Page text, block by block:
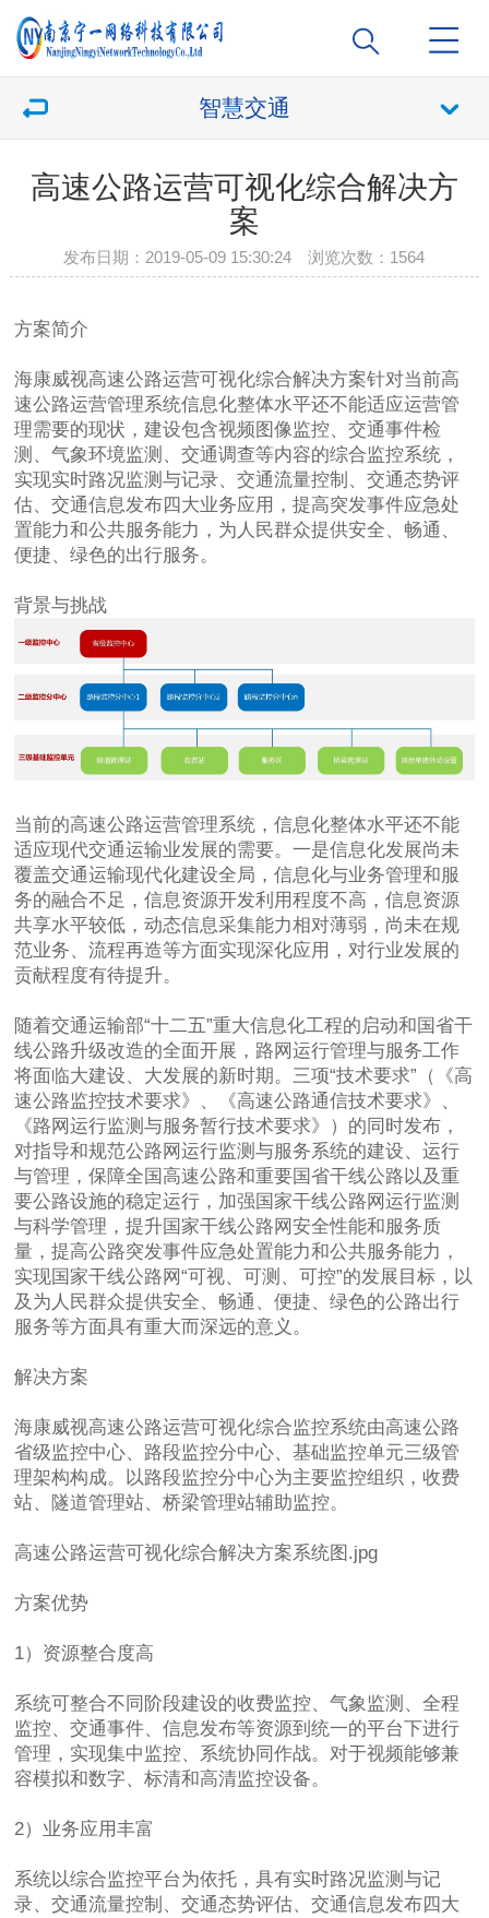
智慧交通
高速公路运营可视化综合解决方
案
发布日期：2019-05-09 15:30:24 浏览次数： 1564
方案简介
海康威视高速公路运营可视化综合解决方案针对当前高
速公路运营管理系统信息化整体水平还不能适应运营管
理需要的现状，建设包含视频图像监控、交通事件检
测、气象环境监测、交通调查等内容的综合监控系统，
实现实时路况监测与记录、交通流量控制、交通态势评
估、交通信息发布四大业务应用，提高突发事件应急处
置能力和公共服务能力，为人民群众提供安全、畅通、
便捷、绿色的出行服务。
背景与挑战
当前的高速公路运营管理系统，信息化整体水平还不能
适应现代交通运输业发展的需要。一是信息化发展尚未
覆盖交通运输现代化建设全局，信息化与业务管理和服
务的融合不足，信息资源开发利用程度不高，信息资源
共享水平较低，动态信息采集能力相对薄弱，尚未在规
范业务、流程再造等方面实现深化应用，对行业发展的
贡献程度有待提升。
随着交通运输部“十二五”重大信息化工程的启动和国省干
线公路升级改造的全面开展，路网运行管理与服务工作
将面临大建设、大发展的新时期。三项“技术要求”（《高
速公路监控技术要求》、《高速公路通信技术要求》、
《路网运行监测与服务暂行技术要求》）的同时发布，
对指导和规范公路网运行监测与服务系统的建设、运行
与管理，保障全国高速公路和重要国省干线公路以及重
要公路设施的稳定运行，加强国家干线公路网运行监测
与科学管理，提升国家干线公路网安全性能和服务质
量，提高公路突发事件应急处置能力和公共服务能力，
实现国家干线公路网“可视、可测、可控”的发展目标，以
及为人民群众提供安全、畅通、便捷、绿色的公路出行
服务等方面具有重大而深远的意义。
解决方案
海康威视高速公路运营可视化综合监控系统由高速公路
省级监控中心、路段监控分中心、基础监控单元三级管
理架构构成。以路段监控分中心为主要监控组织，收费
站、隧道管理站、桥梁管理站辅助监控。
高速公路运营可视化综合解决方案系统图.jpg
方案优势
1）资源整合度高
系统可整合不同阶段建设的收费监控、气象监测、全程
监控、交通事件、信息发布等资源到统一的平台下进行
管理，实现集中监控、系统协同作战。对于视频能够兼
容模拟和数字、标清和高清监控设备。
2）业务应用丰富
系统以综合监控平台为依托，具有实时路况监测与记
录、交通流量控制、交通态势评估、交通信息发布四大